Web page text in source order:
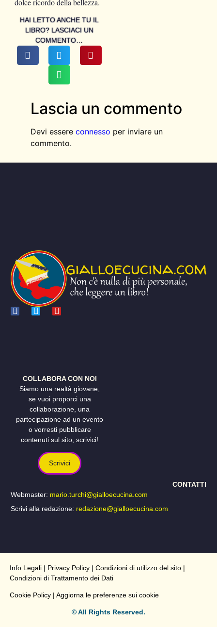
HAI LETTO ANCHE TU IL
LIBRO? LASCIACI UN
COMMENTO…
dolce ricordo della bellezza.
Lascia un commento
Devi essere connesso per inviare un
commento.
COLLABORA CON NOI
Siamo una realtà giovane,
se vuoi proporci una
collaborazione, una
partecipazione ad un evento
o vorresti pubblicare
contenuti sul sito, scrivici!
Scrivici
CONTATTI
Webmaster: mario.turchi@gialloecucina.com
Scrivi alla redazione: redazione@gialloecucina.com
Info Legali | Privacy Policy | Condizioni di utilizzo del sito |
Condizioni di Trattamento dei Dati
Cookie Policy | Aggiorna le preferenze sui cookie
© All Rights Reserved.